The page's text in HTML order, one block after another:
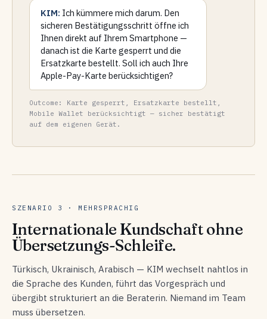
KIM: Ich kümmere mich darum. Den
sicheren Bestätigungsschritt öffne ich
Ihnen direkt auf Ihrem Smartphone —
danach ist die Karte gesperrt und die
Ersatzkarte bestellt. Soll ich auch Ihre
Apple-Pay-Karte berücksichtigen?
Outcome: Karte gesperrt, Ersatzkarte bestellt,
Mobile Wallet berücksichtigt — sicher bestätigt
auf dem eigenen Gerät.
SZENARIO 3 · MEHRSPRACHIG
Internationale Kundschaft ohne
Übersetzungs-Schleife.
Türkisch, Ukrainisch, Arabisch — KIM wechselt nahtlos in
die Sprache des Kunden, führt das Vorgespräch und
übergibt strukturiert an die Beraterin. Niemand im Team
muss übersetzen.